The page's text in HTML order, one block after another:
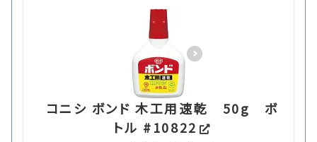
コニシ ボンド 木工用速乾 50g ボ
トル #10822